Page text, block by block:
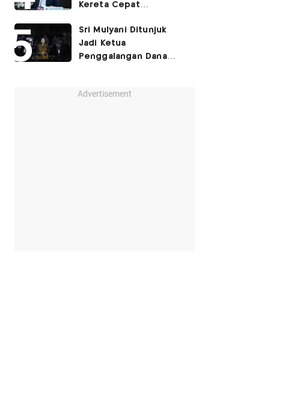
Kereta Cepat
Surabaya
Sri Mulyani Ditunjuk
Jadi Ketua
Penggalangan Dana
Advertisement